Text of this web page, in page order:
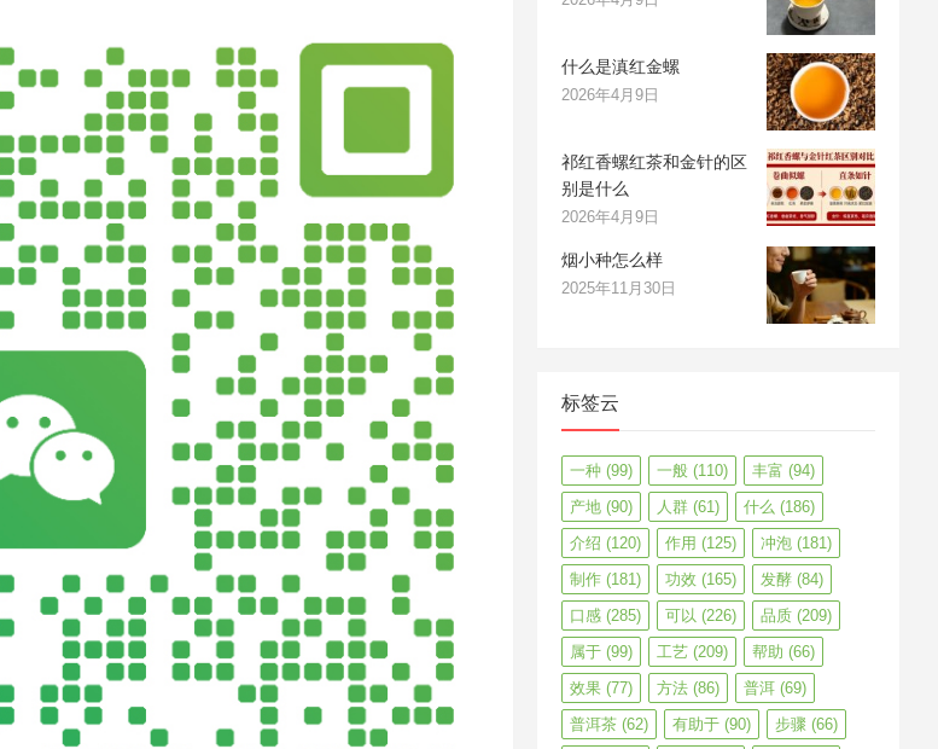
什么是滇红金螺
2026年4月9日
祁红香螺红茶和金针的区
别是什么
2026年4月9日
烟小种怎么样
2025年11月30日
标签云
一种 (99) 一般 (110) 丰富 (94)
产地 (90) 人群 (61) 什么 (186)
介绍 (120) 作用 (125) 冲泡 (181)
制作 (181) 功效 (165) 发酵 (84)
口感 (285) 可以 (226) 品质 (209)
属于 (99) 工艺 (209) 帮助 (66)
效果 (77) 方法 (86) 普洱 (69)
普洱茶 (62) 有助于 (90) 步骤 (66)